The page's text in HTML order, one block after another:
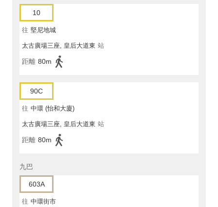
10
往 堅尼地城
太古廣場三座, 皇后大道東 站
距離 80m
90C
往 中環 (怡和大廈)
太古廣場三座, 皇后大道東 站
距離 80m
九巴
603A
往 中環街市